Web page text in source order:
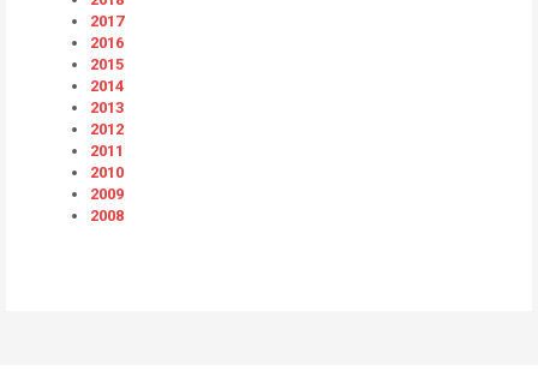
2017
2016
2015
2014
2013
2012
2011
2010
2009
2008